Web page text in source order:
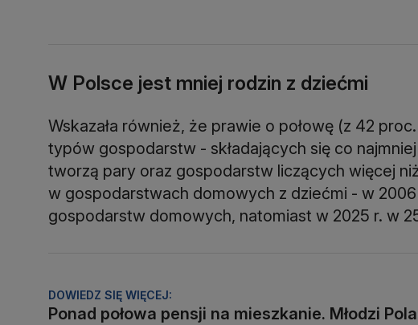
W Polsce jest mniej rodzin z dziećmi
Wskazała również, że prawie o połowę (z 42
typów gospodarstw - składających się co
tworzą pary oraz gospodarstw liczących więcej
w gospodarstwach domowych z dziećmi - w
gospodarstw domowych, natomiast w 2025 r. w
DOWIEDZ SIĘ WIĘCEJ:
Ponad połowa pensji na mieszkanie. Młodzi